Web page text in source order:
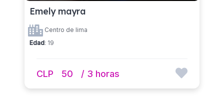
Emely mayra
Centro de lima
Edad: 19
CLP 50 / 3 horas